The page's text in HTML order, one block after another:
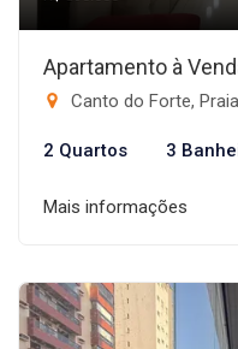
Apartamento à
Canto do Forte,
2 Quartos 3
Mais informações